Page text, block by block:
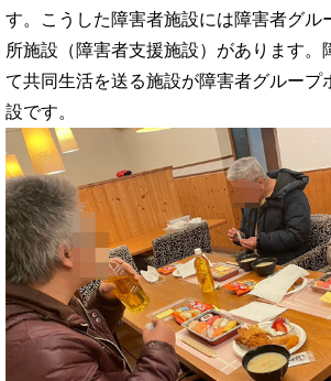
す。こうした障害者施設には障害者グル
所施設（障害者支援施設）があります。
て共同生活を送る施設が障害者グループ
設です。